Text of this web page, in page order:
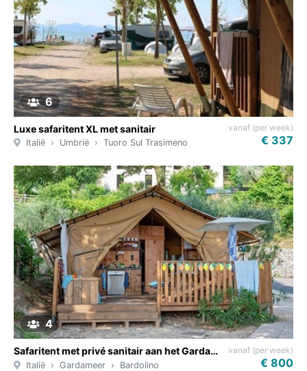
6
Luxe safaritent XL met sanitair
Italië Umbrië Tuoro Sul Trasimeno
vanaf (per week)
€ 337
4
Safaritent met privé sanitair aan het Gardameer
Italië Gardameer Bardolino
vanaf (per week)
€ 800